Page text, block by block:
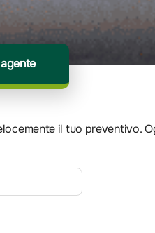
il tuo preventivo.